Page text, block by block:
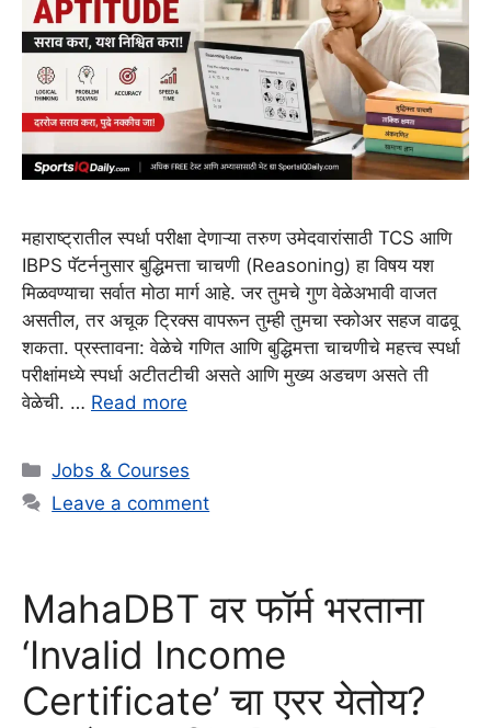
महाराष्ट्रातील स्पर्धा परीक्षा देणाऱ्या तरुण उमेदवारांसाठी TCS आणि
IBPS पॅटर्ननुसार बुद्धिमत्ता चाचणी (Reasoning) हा विषय यश
मिळवण्याचा सर्वात मोठा मार्ग आहे. जर तुमचे गुण वेळेअभावी वाजत
असतील, तर अचूक ट्रिक्स वापरून तुम्ही तुमचा स्कोअर सहज वाढवू
शकता. प्रस्तावना: वेळेचे गणित आणि बुद्धिमत्ता चाचणीचे महत्त्व स्पर्धा
परीक्षांमध्ये स्पर्धा अटीतटीची असते आणि मुख्य अडचण असते ती
वेळेची. … Read more
Categories
Jobs & Courses
Leave a comment
MahaDBT वर फॉर्म भरताना
‘Invalid Income
Certificate’ चा एरर येतोय?